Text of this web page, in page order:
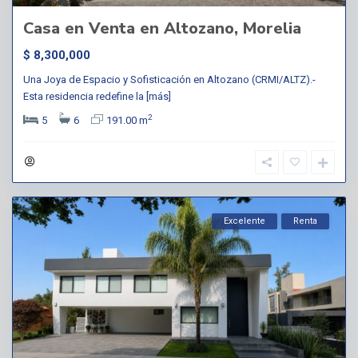
Casa en Venta en Altozano, Morelia
$ 8,300,000
Una Joya de Espacio y Sofisticación en Altozano (CRMI/ALTZ).-
Esta residencia redefine la [más]
5
6 191.00 m2
Excelente Renta